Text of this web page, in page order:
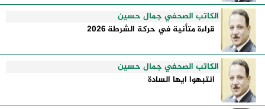
الكاتب الصحفي جمال حسين
قراءة متأنية في حركة الشرطة 2026
الكاتب الصحفي جمال حسين
انتبهوا ايها السادة